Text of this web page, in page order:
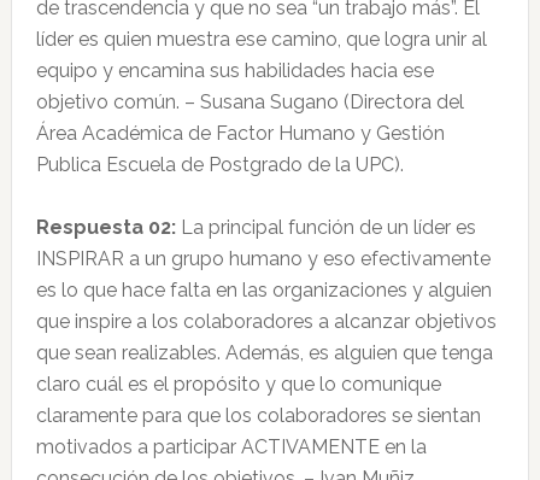
de trascendencia y que no sea “un trabajo más”. El
líder es quien muestra ese camino, que logra unir al
equipo y encamina sus habilidades hacia ese
objetivo común. – Susana Sugano (Directora del
Área Académica de Factor Humano y Gestión
Publica Escuela de Postgrado de la UPC).
Respuesta 02:La principal función de un líder es
INSPIRAR a un grupo humano y eso efectivamente
es lo que hace falta en las organizaciones y alguien
que inspire a los colaboradores a alcanzar objetivos
que sean realizables. Además, es alguien que tenga
claro cuál es el propósito y que lo comunique
claramente para que los colaboradores se sientan
motivados a participar ACTIVAMENTE en la